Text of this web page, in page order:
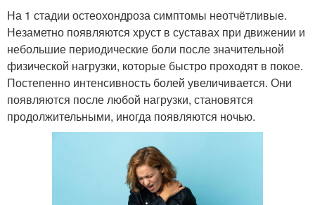
На 1 стадии остеохондроза симптомы неотчётливые.
Незаметно появляются хруст в суставах при движении и
небольшие периодические боли после значительной
физической нагрузки, которые быстро проходят в покое.
Постепенно интенсивность болей увеличивается. Они
появляются после любой нагрузки, становятся
продолжительными, иногда появляются ночью.